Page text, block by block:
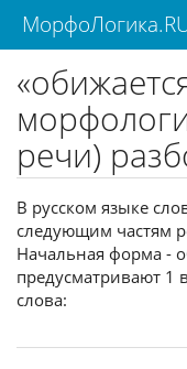
речи)
В русском языке
следующим частям
Начальная форма -
предусматривают 1
слова: